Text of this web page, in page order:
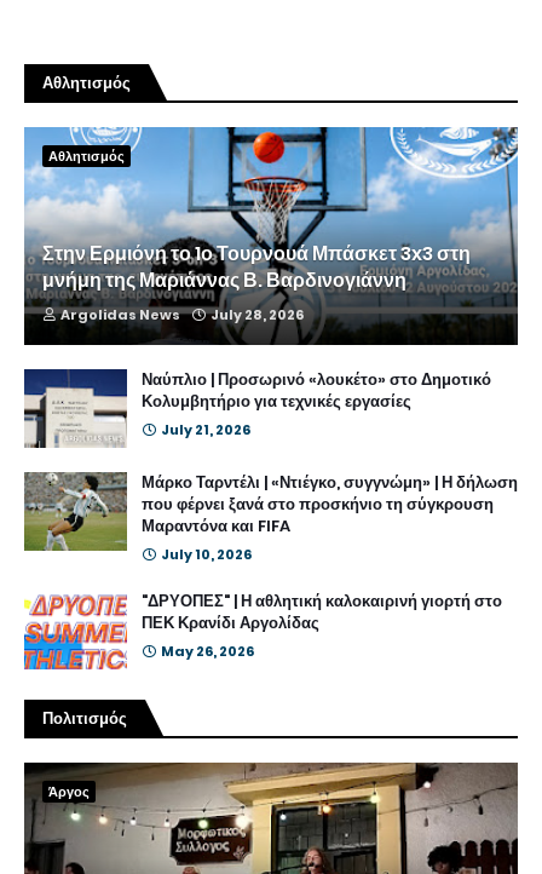
Αθλητισμός
Αθλητισμός
Στην Ερμιόνη το 1ο Τουρνουά Μπάσκετ 3x3 στη
μνήμη της Μαριάννας Β. Βαρδινογιάννη
Argolidas News July 28, 2026
Ναύπλιο | Προσωρινό «λουκέτο» στο Δημοτικό
Κολυμβητήριο για τεχνικές εργασίες
July 21, 2026
Μάρκο Ταρντέλι | «Ντιέγκο, συγγνώμη» | Η δήλωση
που φέρνει ξανά στο προσκήνιο τη σύγκρουση
Μαραντόνα και FIFA
July 10, 2026
"ΔΡΥΟΠΕΣ" | Η αθλητική καλοκαιρινή γιορτή στο
ΠΕΚ Κρανίδι Αργολίδας
May 26, 2026
Πολιτισμός
Άργος